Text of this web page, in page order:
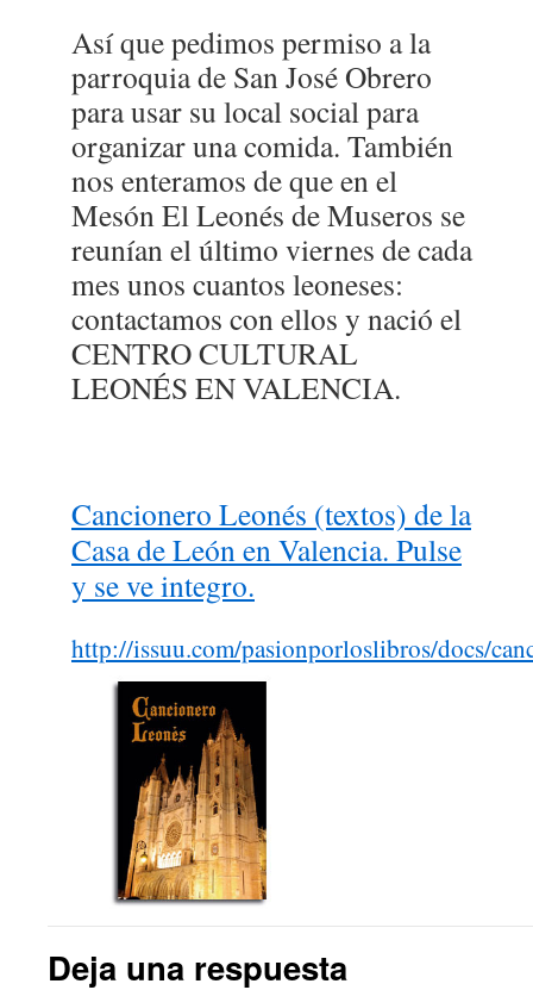
Así que pedimos permiso a la
parroquia de San José Obrero
para usar su local social para
organizar una comida. También
nos enteramos de que en el
Mesón El Leonés de Museros se
reunían el último viernes de cada
mes unos cuantos leoneses:
contactamos con ellos y nació el
CENTRO CULTURAL
LEONÉS EN VALENCIA.
Cancionero Leonés (textos) de la
Casa de León en Valencia. Pulse
y se ve integro.
http://issuu.com/pasionporloslibros/docs/
Deja una respuesta